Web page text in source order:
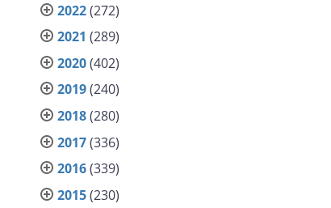
2022(272)
2021 (289)
2020(402)
2019(240)
2018(280)
2017(336)
2016(339)
2015(230)